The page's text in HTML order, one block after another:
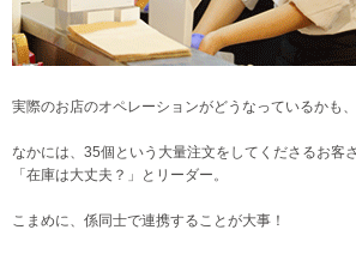
実際のお店のオペレーションがどうなっているかも
なかには、35個という大量注文をしてくださるお客
「在庫は大丈夫？」とリーダー。
こまめに、係同士で連携することが大事！